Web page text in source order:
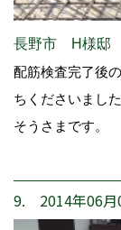
長野市 H様邸
配筋検査完了後
ちくださいまし
そうさまです。
9. 2014年06月